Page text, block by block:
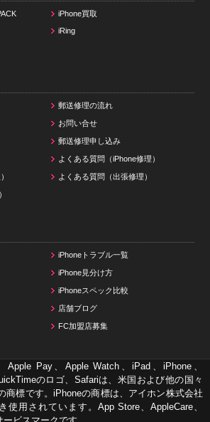
iPhone買取
iRing
郵送修理の流れ
お問い合せ
郵送修理申し込み
よくある質問（iPhone修理）
よくある質問（出張修理）
iPhoneトラブル一覧
iPhone見分け方
iPhoneスペック比較
店舗ブログ
FC加盟店募集
Pay、Apple Watch、iPad、iPhone、
のロゴ、Safariは、米国および他の国々
商標です。iPhoneの商標は、アイホン株式会社
使用されています。App Store、AppleCare、